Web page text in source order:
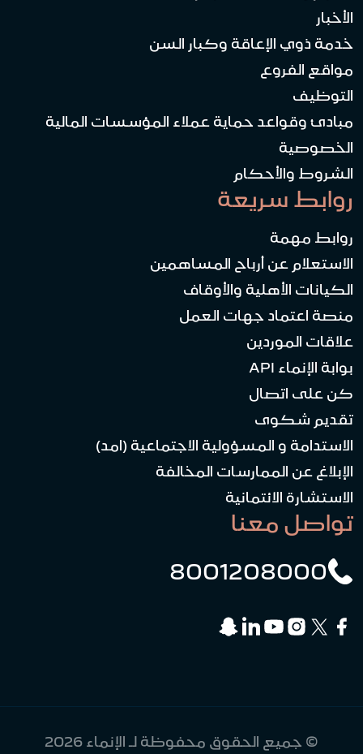
الأخبار
خدمة ذوي الإعاقة وكبار السن
مواقع الفروع
التوظيف
مبادئ وقواعد حماية عملاء المؤسسات المالية
الخصوصية
الشروط والأحكام
روابط سريعة
روابط مهمة
الاستعلام عن أرباح المساهمين
الكيانات الأهلية والأوقاف
منصة اعتماد جهات العمل
علاقات الموردين
بوابة الإنماء API
كن على اتصال
تقديم شكوى
الاستدامة و المسؤولية الاجتماعية (امد)
الإبلاغ عن الممارسات المخالفة
الاستشارة الائتمانية
تواصل معنا
8001208000
© جميع الحقوق محفوظة لـ الإنماء 2026